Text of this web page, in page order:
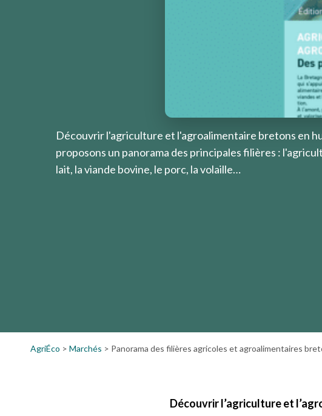
Découvrir l'agriculture et l'agroalimentaire bretons en
proposons un panorama des principales filières :
lait, la viande bovine, le porc, la volaille…
AgriÉco > Marchés > Panorama des filières agricoles et agroalimentaires
Découvrir l’agriculture et